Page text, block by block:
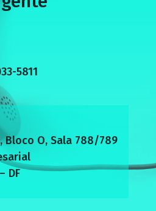
5811
Bloco O, Sala 788/789
DF